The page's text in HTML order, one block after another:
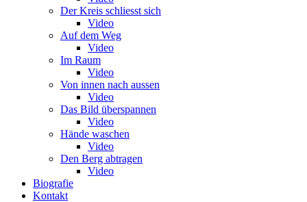
Der Kreis schliesst sich
Video
Auf dem Weg
Video
Im Raum
Video
Von innen nach aussen
Video
Das Bild überspannen
Video
Hände waschen
Video
Den Berg abtragen
Video
Biografie
Kontakt